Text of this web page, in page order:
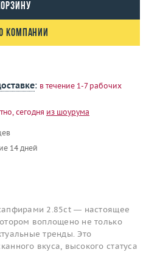
компании
: в течение 1-7 рабочих
сегодня из шоурума
14 дней
2.85ct — настоящее
воплощено не только
тренды. Это
вкуса, высокого статуса